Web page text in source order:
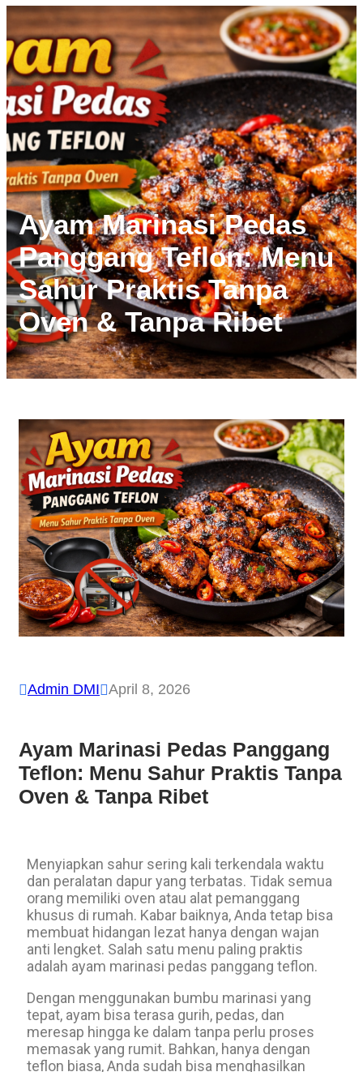
Ayam Marinasi Pedas
Panggang Teflon: Menu
Sahur Praktis Tanpa
Oven & Tanpa Ribet
Admin DMIApril 8, 2026
Ayam Marinasi Pedas Panggang
Teflon: Menu Sahur Praktis Tanpa
Oven & Tanpa Ribet
Menyiapkan sahur sering kali terkendala waktu
dan peralatan dapur yang terbatas. Tidak semua
orang memiliki oven atau alat pemanggang
khusus di rumah. Kabar baiknya, Anda tetap bisa
membuat hidangan lezat hanya dengan wajan
anti lengket. Salah satu menu paling praktis
adalah ayam marinasi pedas panggang teflon.
Dengan menggunakan bumbu marinasi yang
tepat, ayam bisa terasa gurih, pedas, dan
meresap hingga ke dalam tanpa perlu proses
memasak yang rumit. Bahkan, hanya dengan
teflon biasa, Anda sudah bisa menghasilkan